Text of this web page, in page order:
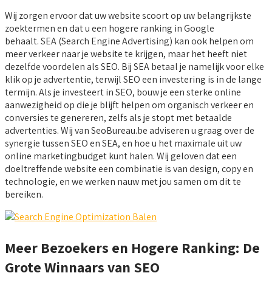
Wij zorgen ervoor dat uw website scoort op uw belangrijkste
zoektermen en dat u een hogere ranking in Google
behaalt. SEA (Search Engine Advertising) kan ook helpen om
meer verkeer naar je website te krijgen, maar het heeft niet
dezelfde voordelen als SEO. Bij SEA betaal je namelijk voor elke
klik op je advertentie, terwijl SEO een investering is in de lange
termijn. Als je investeert in SEO, bouw je een sterke online
aanwezigheid op die je blijft helpen om organisch verkeer en
conversies te genereren, zelfs als je stopt met betaalde
advertenties. Wij van SeoBureau.be adviseren u graag over de
synergie tussen SEO en SEA, en hoe u het maximale uit uw
online marketingbudget kunt halen. Wij geloven dat een
doeltreffende website een combinatie is van design, copy en
technologie, en we werken nauw met jou samen om dit te
bereiken.
Meer Bezoekers en Hogere Ranking: De
Grote Winnaars van SEO